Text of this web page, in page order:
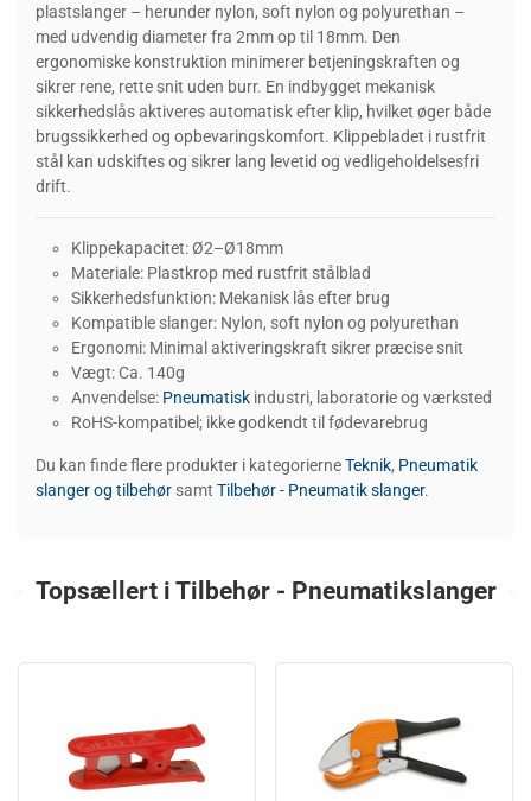
plastslanger – herunder nylon, soft nylon og polyurethan –
med udvendig diameter fra 2mm op til 18mm. Den
ergonomiske konstruktion minimerer betjeningskraften og
sikrer rene, rette snit uden burr. En indbygget mekanisk
sikkerhedslås aktiveres automatisk efter klip, hvilket øger både
brugssikkerhed og opbevaringskomfort. Klippebladet i rustfrit
stål kan udskiftes og sikrer lang levetid og vedligeholdelsesfri
drift.
Klippekapacitet: Ø2–Ø18mm
Materiale: Plastkrop med rustfrit stålblad
Sikkerhedsfunktion: Mekanisk lås efter brug
Kompatible slanger: Nylon, soft nylon og polyurethan
Ergonomi: Minimal aktiveringskraft sikrer præcise snit
Vægt: Ca. 140g
Anvendelse: Pneumatisk industri, laboratorie og værksted
RoHS-kompatibel; ikke godkendt til fødevarebrug
Du kan finde flere produkter i kategorierneTeknik, Pneumatik
slanger og tilbehør samt Tilbehør - Pneumatik slanger.
Topsællert i Tilbehør - Pneumatikslanger